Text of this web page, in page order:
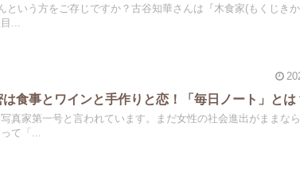
という方をご存じですか？古谷知華さんは『木食家(もくじき
...
食事とワインと手作りと恋！「毎日ノート」とは
真家第一号と言われています。まだ女性の社会進出がままな
て「...